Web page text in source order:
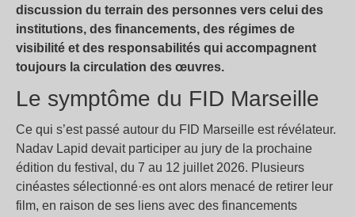
discussion du terrain des personnes vers celui des
institutions, des financements, des régimes de
visibilité et des responsabilités qui accompagnent
toujours la circulation des œuvres.
Le symptôme du FID Marseille
Ce qui s’est passé autour du FID Marseille est révélateur.
Nadav Lapid devait participer au jury de la prochaine
édition du festival, du 7 au 12 juillet 2026. Plusieurs
cinéastes sélectionné·es ont alors menacé de retirer leur
film, en raison de ses liens avec des financements